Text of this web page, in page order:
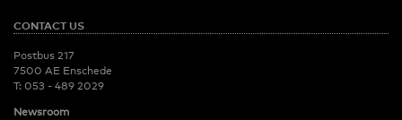
CONTACT US
Postbus 217
7500 AE Enschede
T: 053 - 489 2029
Newsroom